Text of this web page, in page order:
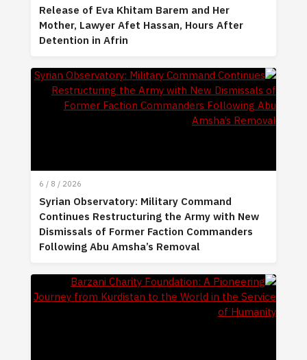
Release of Eva Khitam Barem and Her
Mother, Lawyer Afet Hassan, Hours After
Detention in Afrin
6 / 8 / 2026
Syrian Observatory: Military Command
Continues Restructuring the Army with New
Dismissals of Former Faction Commanders
Following Abu Amsha’s Removal